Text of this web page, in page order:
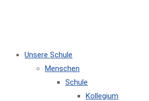
Unsere Schule
Menschen
Schule
Kollegium